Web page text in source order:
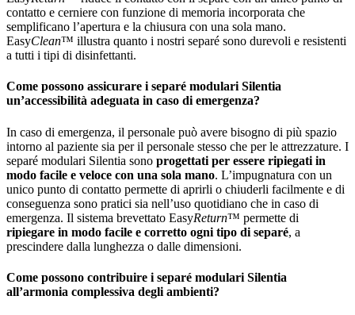
contatto e cerniere con funzione di memoria incorporata che
semplificano l’apertura e la chiusura con una sola mano.
EasyClean™ illustra quanto i nostri separé sono durevoli e resistenti
a tutti i tipi di disinfettanti.
Come possono assicurare i separé modulari Silentia
un’accessibilità adeguata in caso di emergenza?
In caso di emergenza, il personale può avere bisogno di più spazio
intorno al paziente sia per il personale stesso che per le attrezzature. I
separé modulari Silentia sono progettati per essere ripiegati in
modo facile e veloce con una sola mano. L’impugnatura con un
unico punto di contatto permette di aprirli o chiuderli facilmente e di
conseguenza sono pratici sia nell’uso quotidiano che in caso di
emergenza. Il sistema brevettato EasyReturn™ permette di
ripiegare in modo facile e corretto ogni tipo di separé, a
prescindere dalla lunghezza o dalle dimensioni.
Come possono contribuire i separé modulari Silentia
all’armonia complessiva degli ambienti?